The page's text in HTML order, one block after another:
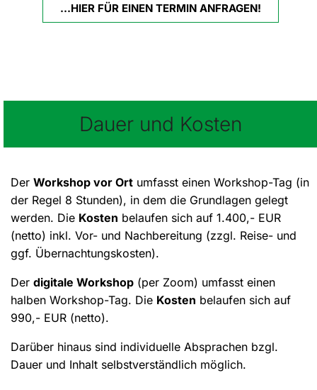
...HIER FÜR EINEN TERMIN ANFRAGEN!
Dauer und Kosten
Der Workshop vor Ort umfasst einen Workshop-Tag (in
der Regel 8 Stunden), in dem die Grundlagen gelegt
werden. Die Kosten belaufen sich auf 1.400,- EUR
(netto) inkl. Vor- und Nachbereitung (zzgl. Reise- und
ggf. Übernachtungskosten).
Der digitale Workshop (per Zoom) umfasst einen
halben Workshop-Tag. Die Kosten belaufen sich auf
990,- EUR (netto).
Darüber hinaus sind individuelle Absprachen bzgl.
Dauer und Inhalt selbstverständlich möglich.